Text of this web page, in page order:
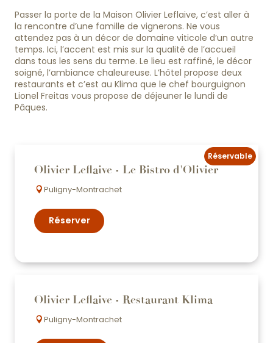
Passer la porte de la Maison Olivier Leflaive, c’est aller à
la rencontre d’une famille de vignerons. Ne vous
attendez pas à un décor de domaine viticole d’un autre
temps. Ici, l’accent est mis sur la qualité de l’accueil
dans tous les sens du terme. Le lieu est raffiné, le décor
soigné, l’ambiance chaleureuse. L’hôtel propose deux
restaurants et c’est au Klima que le chef bourguignon
Lionel Freitas vous propose de déjeuner le lundi de
Pâques.
Olivier Leflaive - Le Bistro d'Olivier
Puligny-Montrachet
Réserver
Réservable
Olivier Leflaive - Restaurant Klima
Puligny-Montrachet